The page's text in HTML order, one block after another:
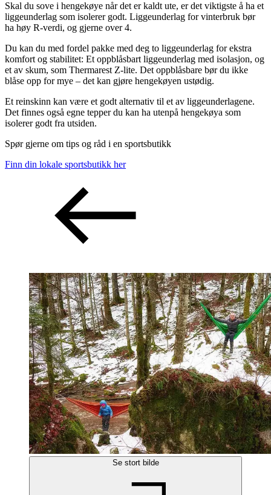
Skal du sove i hengekøye når det er kaldt ute, er det viktigste å ha et
liggeunderlag som isolerer godt. Liggeunderlag for vinterbruk bør
ha høy R-verdi, og gjerne over 4.
Du kan du med fordel pakke med deg to liggeunderlag for ekstra
komfort og stabilitet: Et oppblåsbart liggeunderlag med isolasjon, og
et av skum, som Thermarest Z-lite. Det oppblåsbare bør du ikke
blåse opp for mye – det kan gjøre hengekøyen ustødig.
Et reinskinn kan være et godt alternativ til et av liggeunderlagene.
Det finnes også egne tepper du kan ha utenpå hengekøya som
isolerer godt fra utsiden.
Spør gjerne om tips og råd i en sportsbutikk
Finn din lokale sportsbutikk her
Se stort bilde